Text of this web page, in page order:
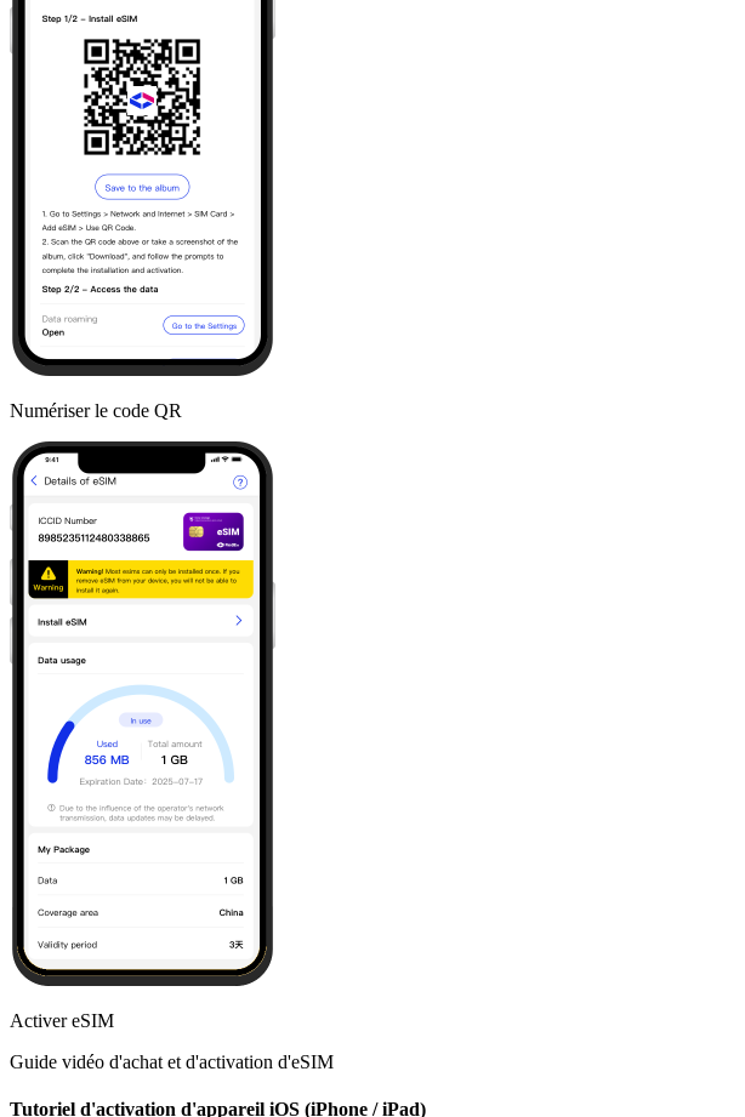
Numériser le code QR
Activer eSIM
Guide vidéo d'achat et d'activation d'eSIM
Tutoriel d'activation d'appareil iOS (iPhone / iPad)